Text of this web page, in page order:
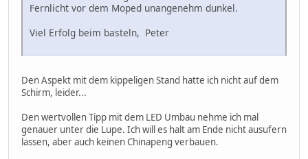
Fernlicht vor dem Moped unangenehm dunkel.
Viel Erfolg beim basteln, Peter
Den Aspekt mit dem kippeligen Stand hatte ich nicht auf dem
Schirm, leider...
Den wertvollen Tipp mit dem LED Umbau nehme ich mal
genauer unter die Lupe. Ich will es halt am Ende nicht ausufern
lassen, aber auch keinen Chinapeng verbauen.